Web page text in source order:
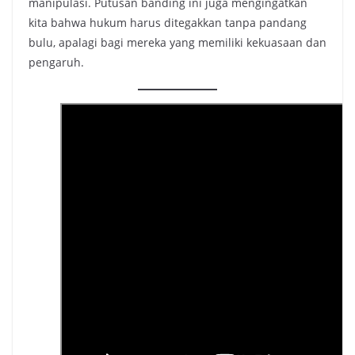
manipulasi. Putusan banding ini juga mengingatkan
kita bahwa hukum harus ditegakkan tanpa pandang
bulu, apalagi bagi mereka yang memiliki kekuasaan dan
pengaruh.